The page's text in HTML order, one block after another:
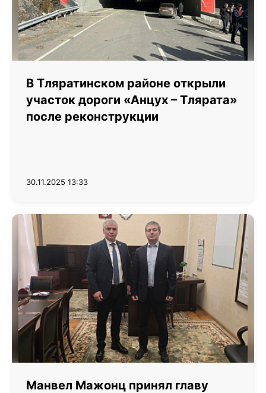
В Тляратинском районе открыли
участок дороги «Анцух – Тлярата»
после реконструкции
30.11.2025 13:33
Манвел Мажонц принял главу